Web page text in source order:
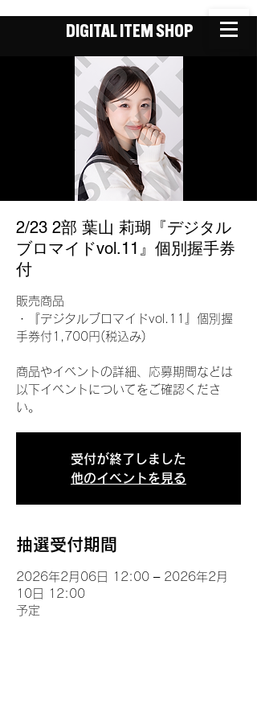
DIGITAL ITEM SHOP
2/23 2部 葉山 莉瑚『デジタル
ブロマイドvol.11』個別握手券
付
販売商品
・『デジタルブロマイドvol.11』個別握
手券付1,700円(税込み)
商品やイベントの詳細、応募期間などは
以下イベントについてをご確認くださ
い。
受付が終了しました
他のイベントを見る
抽選受付期間
2026年2月06日 12:00 – 2026年2月
10日 12:00
予定